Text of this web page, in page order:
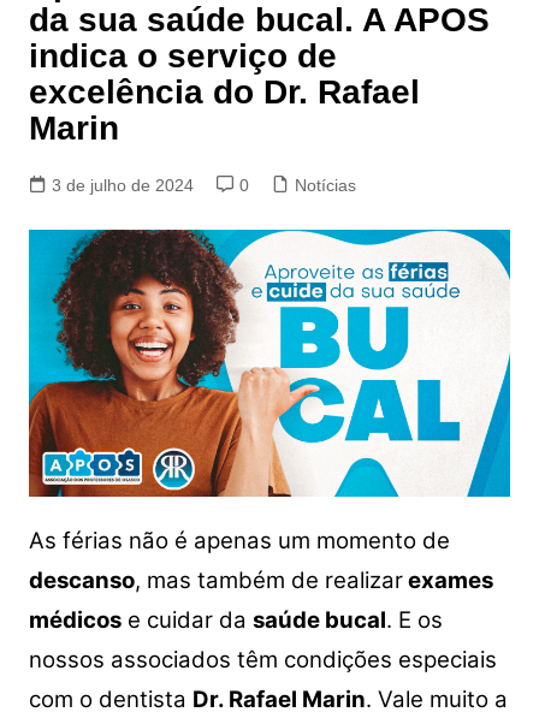
da sua saúde bucal. A APOS
indica o serviço de
excelência do Dr. Rafael
Marin
3 de julho de 2024 0 Notícias
As férias não é apenas um momento de
descanso, mas também de realizarexames
médicose cuidar da saúde bucal. E os
nossos associados têm condições especiais
com o dentista Dr. Rafael Marin. Vale muito a